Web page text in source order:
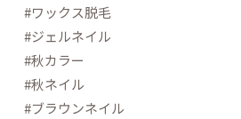
#ワックス脱毛
#ジェルネイル
#秋カラー
#秋ネイル
#ブラウンネイル